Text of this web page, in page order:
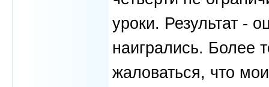
уроки. Результат -
наигрались. Более
жаловаться, что